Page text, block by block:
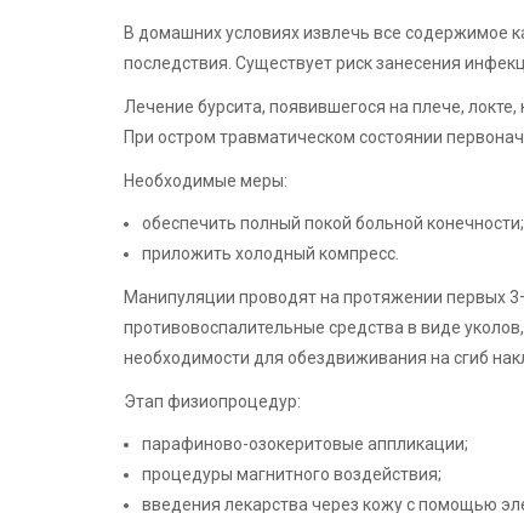
В домашних условиях извлечь все содержимое
последствия. Существует риск занесения
Лечение бурсита, появившегося на плече, локте,
При остром травматическом состоянии
Необходимые меры:
обеспечить полный покой больной конечности;
приложить холодный компресс.
Манипуляции проводят на протяжении первых
противовоспалительные средства в виде
необходимости для обездвиживания на сгиб
Этап физиопроцедур:
парафиново-озокеритовые аппликации;
процедуры магнитного воздействия;
введения лекарства через кожу с помощью